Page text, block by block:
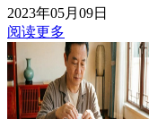
2023年05月09日
阅读更多